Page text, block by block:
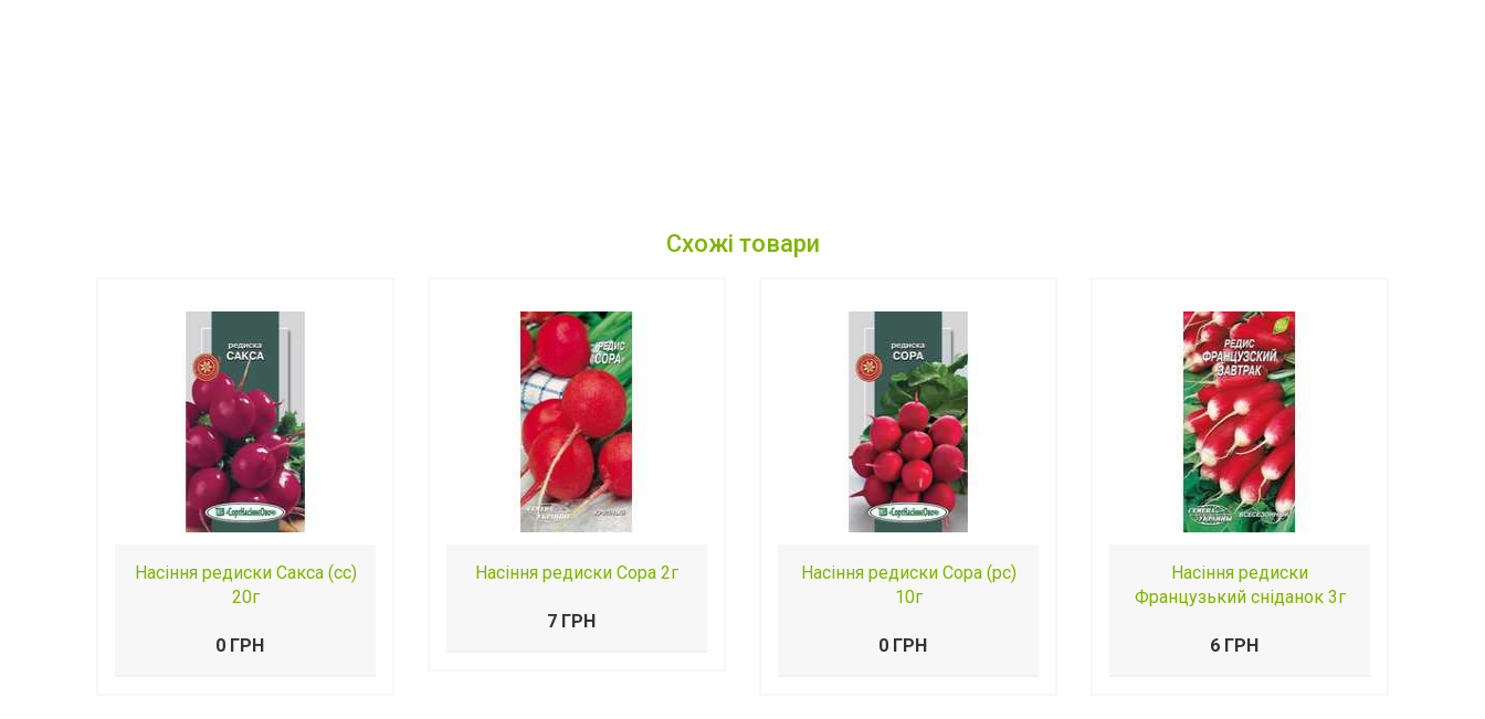
Схожі товари
Насіння редиски Сакса (сс)
20г
0 ГРН
Насіння редиски Сора 2г
7 ГРН
Насіння редиски Сора (рс)
10г
0 ГРН
Насіння редиски
Французький сніданок 3г
6 ГРН